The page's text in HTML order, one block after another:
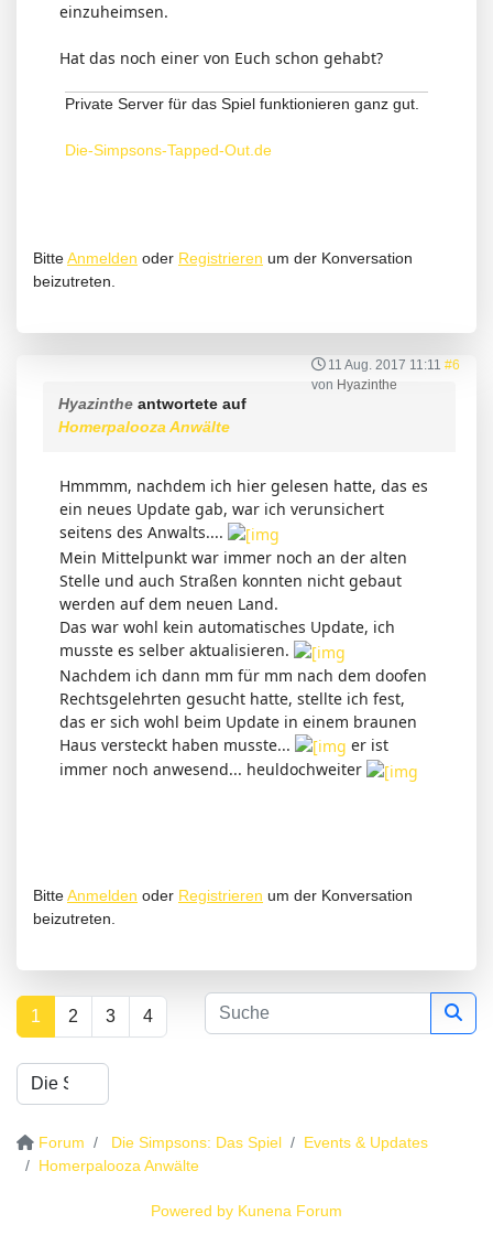
einzuheimsen.
Hat das noch einer von Euch schon gehabt?
Private Server für das Spiel funktionieren ganz gut.
Die-Simpsons-Tapped-Out.de
BitteAnmelden oder Registrieren um der Konversation
beizutreten.
11 Aug. 2017 11:11 #6
von Hyazinthe
Hyazinthe antwortete auf
Homerpalooza Anwälte
Hmmmm, nachdem ich hier gelesen hatte, das es
ein neues Update gab, war ich verunsichert
seitens des Anwalts....
Mein Mittelpunkt war immer noch an der alten
Stelle und auch Straßen konnten nicht gebaut
werden auf dem neuen Land.
Das war wohl kein automatisches Update, ich
musste es selber aktualisieren.
Nachdem ich dann mm für mm nach dem doofen
Rechtsgelehrten gesucht hatte, stellte ich fest,
das er sich wohl beim Update in einem braunen
Haus versteckt haben musste...
er ist
immer noch anwesend... heuldochweiter
BitteAnmelden oder Registrieren um der Konversation
beizutreten.
1 2 3 4
Forum Die Simpsons: Das Spiel
Events & Updates
Homerpalooza Anwälte
Powered by Kunena Forum